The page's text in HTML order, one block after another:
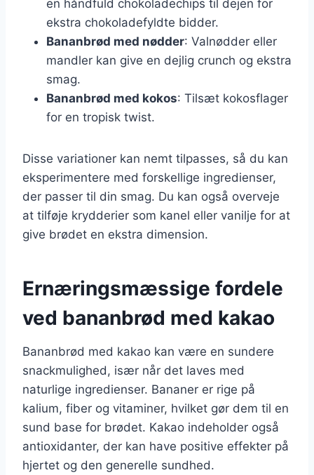
en håndfuld chokoladechips til dejen for
ekstra chokoladefyldte bidder.
Bananbrød med nødder: Valnødder eller
mandler kan give en dejlig crunch og ekstra
smag.
Bananbrød med kokos: Tilsæt kokosflager
for en tropisk twist.
Disse variationer kan nemt tilpasses, så du kan
eksperimentere med forskellige ingredienser,
der passer til din smag. Du kan også overveje
at tilføje krydderier som kanel eller vanilje for at
give brødet en ekstra dimension.
Ernæringsmæssige fordele
ved bananbrød med kakao
Bananbrød med kakao kan være en sundere
snackmulighed, især når det laves med
naturlige ingredienser. Bananer er rige på
kalium, fiber og vitaminer, hvilket gør dem til en
sund base for brødet. Kakao indeholder også
antioxidanter, der kan have positive effekter på
hjertet og den generelle sundhed.